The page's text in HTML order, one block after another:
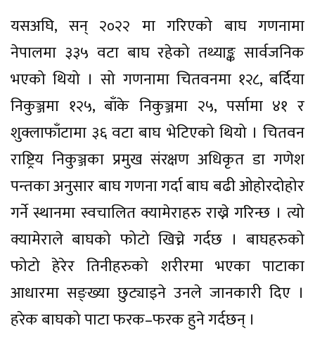
यसअघि, सन् २०२२ मा गरिएको बाघ गणनामा
नेपालमा ३३५ वटा बाघ रहेको तथ्याङ्क सार्वजनिक
भएको थियो । सो गणनामा चितवनमा १२८, बर्दिया
निकुञ्जमा १२५, बाँके निकुञ्जमा २५, पर्सामा ४१ र
शुक्लाफाँटामा ३६ वटा बाघ भेटिएको थियो । चितवन
राष्ट्रिय निकुञ्जका प्रमुख संरक्षण अधिकृत डा गणेश
पन्तका अनुसार बाघ गणना गर्दा बाघ बढी ओहोरदोहोर
गर्ने स्थानमा स्वचालित क्यामेराहरु राख्ने गरिन्छ । त्यो
क्यामेराले बाघको फोटो खिच्ने गर्दछ । बाघहरुको
फोटो हेरेर तिनीहरुको शरीरमा भएका पाटाका
आधारमा सङ्ख्या छुट्याइने उनले जानकारी दिए ।
हरेक बाघको पाटा फरक–फरक हुने गर्दछन् ।